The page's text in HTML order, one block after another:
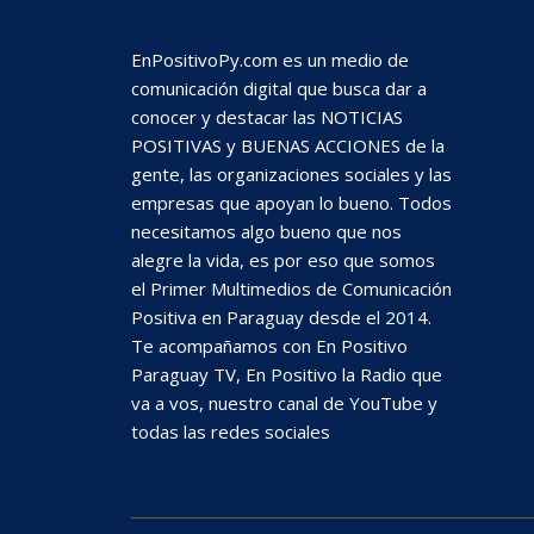
EnPositivoPy.com es un medio de
comunicación digital que busca dar a
conocer y destacar las NOTICIAS
POSITIVAS y BUENAS ACCIONES de la
gente, las organizaciones sociales y las
empresas que apoyan lo bueno. Todos
necesitamos algo bueno que nos
alegre la vida, es por eso que somos
el Primer Multimedios de Comunicación
Positiva en Paraguay desde el 2014.
Te acompañamos con En Positivo
Paraguay TV, En Positivo la Radio que
va a vos, nuestro canal de YouTube y
todas las redes sociales